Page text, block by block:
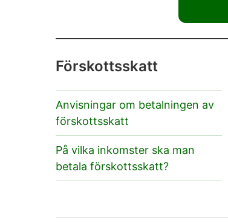
Förskottsskatt
Anvisningar om betalningen av
förskottsskatt
På vilka inkomster ska man
betala förskottsskatt?